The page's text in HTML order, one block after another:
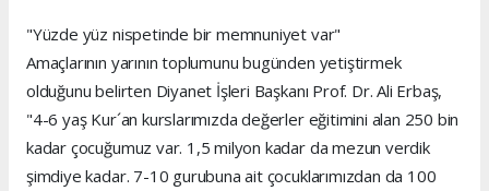
"Yüzde yüz nispetinde bir memnuniyet var"
Amaçlarının yarının toplumunu bugünden yetiştirmek
olduğunu belirten Diyanet İşleri Başkanı Prof. Dr. Ali Erbaş,
"4-6 yaş Kur´an kurslarımızda değerler eğitimini alan 250 bin
kadar çocuğumuz var. 1,5 milyon kadar da mezun verdik
şimdiye kadar. 7-10 gurubuna ait çocuklarımızdan da 100